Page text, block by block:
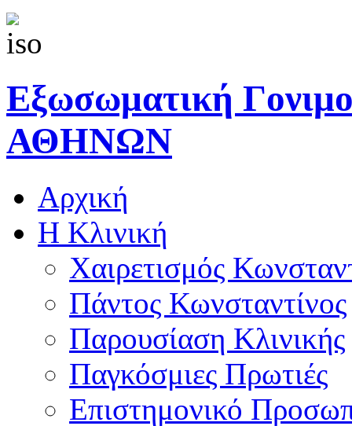
Εξωσωματική
ΑΘΗΝΩΝ
Αρχική
Η Κλινική
Χαιρετισμός
Πάντος Κωνσταντίνος
Παρουσίαση Κλινικής
Παγκόσμιες Πρωτιές
Επιστημονικό